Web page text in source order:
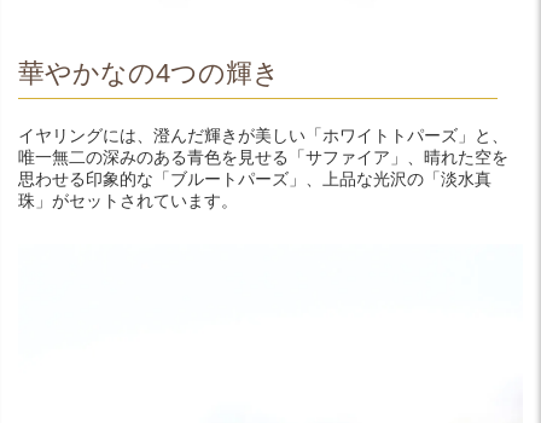
華やかなの4つの輝き
イヤリングには、澄んだ輝きが美しい「ホワイトトパーズ」と、
唯一無二の深みのある青色を見せる「サファイア」、晴れた空を
思わせる印象的な「ブルートパーズ」、上品な光沢の「淡水真
珠」がセットされています。